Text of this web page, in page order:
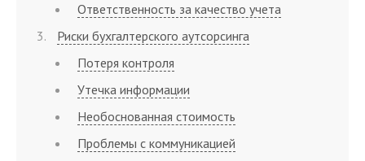
Ответственность за качество учета
Риски бухгалтерского аутсорсинга
Потеря контроля
Утечка информации
Необоснованная стоимость
Проблемы с коммуникацией